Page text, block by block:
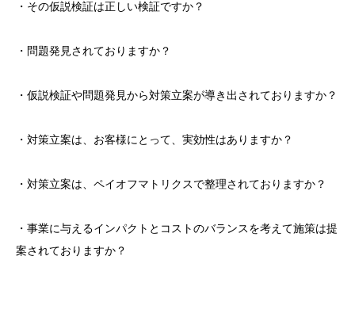
・その仮説検証は正しい検証ですか？
・問題発見されておりますか？
・仮説検証や問題発見から対策立案が導き出されておりますか？
・対策立案は、お客様にとって、実効性はありますか？
・対策立案は、ペイオフマトリクスで整理されておりますか？
・事業に与えるインパクトとコストのバランスを考えて施策は提
案されておりますか？